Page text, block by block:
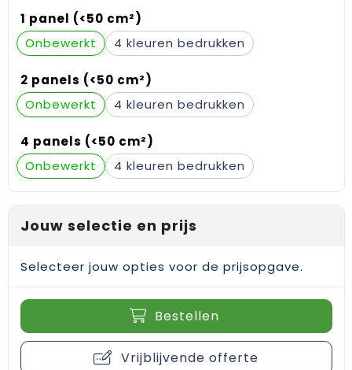
Gehoorbescherming
Schoenentassen
Schoudertassen
Sporttassen
Strandtassen
Toilettassen
Waterbestendige tassen
Reistassensets
Medailles en prijzen
Nekwarmers
Hoofdbanden
Caps, hoeden en mutsen
Yoga en sportmatten
1 panel (<50 cm²)
Onbewerkt
4
2 panels (<50 cm²)
Onbewerkt
4
4 panels (<50 cm²)
Onbewerkt
4
Jouw selectie en prijs
Selecteer jouw opties voor de prijsopgave.
Bestellen
Vrijblijvende offerte